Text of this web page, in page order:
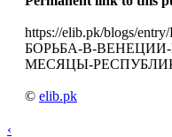
https://elib.pk/blogs/
БОРЬБА-В-
МЕСЯЦЫ-
© elib.pk
‹